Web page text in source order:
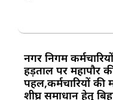
नगर निगम
हड़ताल पर महापौर
पहल,कर्मचारियों की
शीघ्र समाधान हेतु